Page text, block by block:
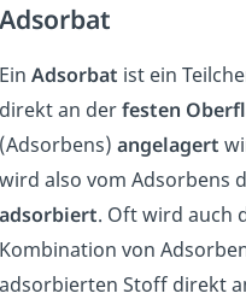
Adsorbat
EinAdsorbat ist ein
direkt an derfesten
(Adsorbens)angelagert
wird also vom Adsorbens
adsorbiert. Oft wird auch
Kombination von
adsorbierten Stoff direkt